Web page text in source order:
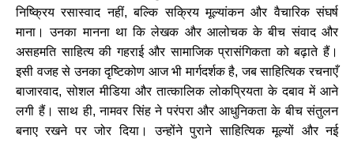
निष्क्रिय रसास्वाद नहीं, बल्कि सक्रिय मूल्यांकन और वैचारिक संघर्ष
माना। उनका मानना था कि लेखक और आलोचक के बीच संवाद और
असहमति साहित्य की गहराई और सामाजिक प्रासंगिकता को बढ़ाते हैं।
इसी वजह से उनका दृष्टिकोण आज भी मार्गदर्शक है, जब साहित्यिक रचनाएँ
बाजारवाद, सोशल मीडिया और तात्कालिक लोकप्रियता के दबाव में आने
लगी हैं। साथ ही, नामवर सिंह ने परंपरा और आधुनिकता के बीच संतुलन
बनाए रखने पर जोर दिया। उन्होंने पुराने साहित्यिक मूल्यों और नई